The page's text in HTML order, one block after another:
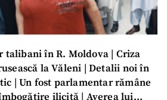
talibani în R. Moldova | Criza
la Văleni | Detalii noi în
| Un fost parlamentar rămâne
sunt de
politica de